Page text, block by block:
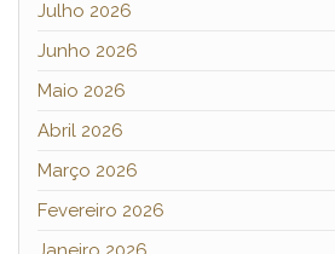
Julho 2026
Junho 2026
Maio 2026
Abril 2026
Março 2026
Fevereiro 2026